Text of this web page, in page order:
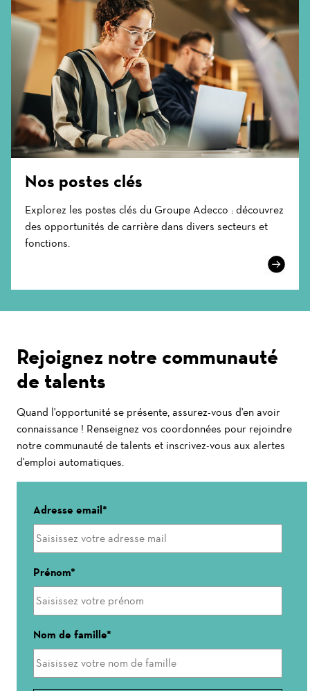
Nos postes clés
Explorez les postes clés du Groupe Adecco : découvrez
des opportunités de carrière dans divers secteurs et
fonctions.
Learn
Rejoignez notre communauté
de talents
Quand l'opportunité se présente, assurez-vous d'en avoir
connaissance ! Renseignez vos coordonnées pour rejoindre
notre communauté de talents et inscrivez-vous aux alertes
d'emploi automatiques.
Adresse email
Prénom
Nom de famille